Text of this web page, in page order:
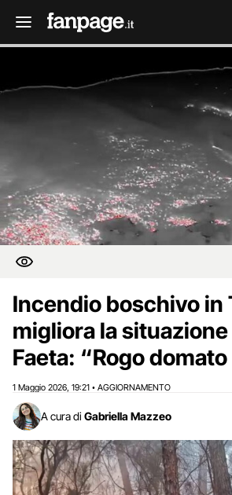
Incendio boschivo in
migliora la
Faeta: “Rogo domato
1 Maggio 2026 19:21 • AGGIORNAMENTO
A cura di Gabriella Mazzeo